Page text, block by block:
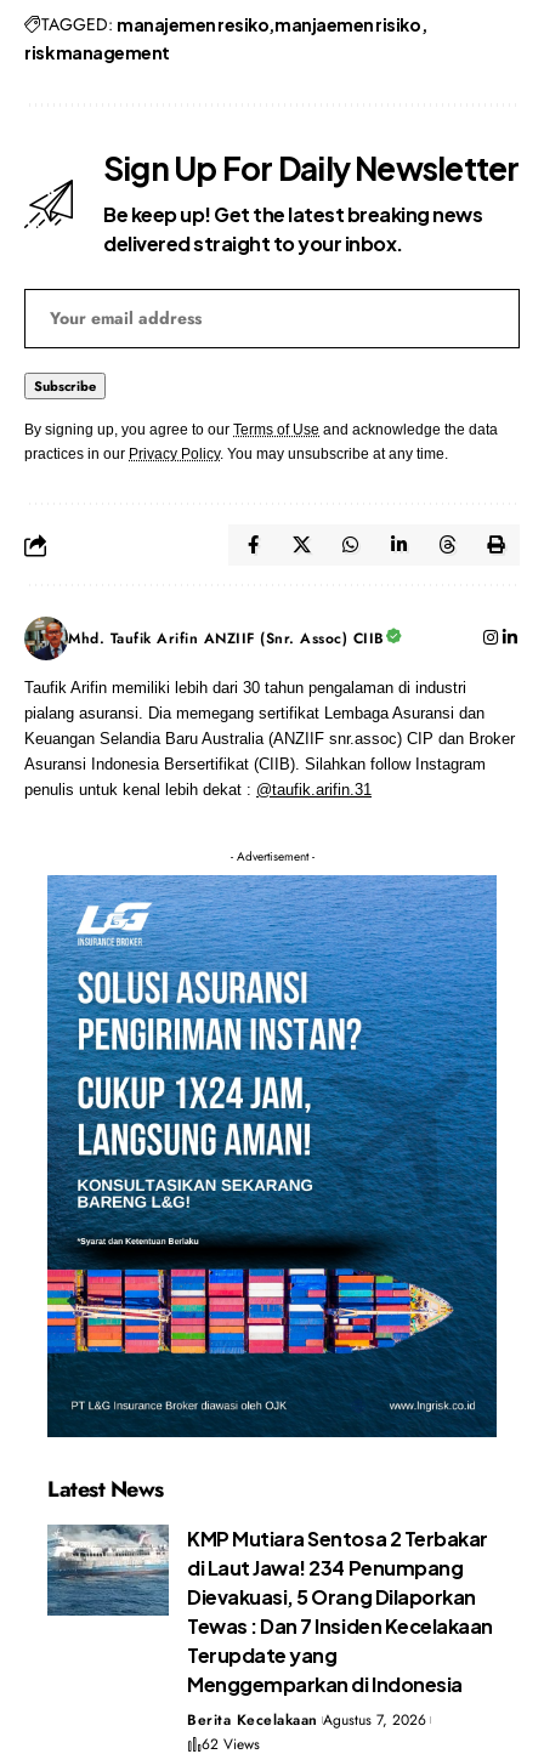
TAGGED: manajemen resiko manjaemen risiko
risk management
Sign Up For Daily Newsletter
Be keep up! Get the latest breaking news
delivered straight to your inbox.
By signing up, you agree to our Terms of Use and acknowledge the data
practices in our Privacy Policy. You may unsubscribe at any time.
Mhd. Taufik Arifin ANZIIF (Snr. Assoc) CIIB
Taufik Arifin memiliki lebih dari 30 tahun pengalaman di industri
pialang asuransi. Dia memegang sertifikat Lembaga Asuransi dan
Keuangan Selandia Baru Australia (ANZIIF snr.assoc) CIP dan Broker
Asuransi Indonesia Bersertifikat (CIIB). Silahkan follow Instagram
penulis untuk kenal lebih dekat : @taufik.arifin.31
- Advertisement -
Latest News
KMP Mutiara Sentosa 2 Terbakar
di Laut Jawa! 234 Penumpang
Dievakuasi, 5 Orang Dilaporkan
Tewas : Dan 7 Insiden Kecelakaan
Terupdate yang
Menggemparkan di Indonesia
Berita Kecelakaan Agustus 7, 2026
62 Views